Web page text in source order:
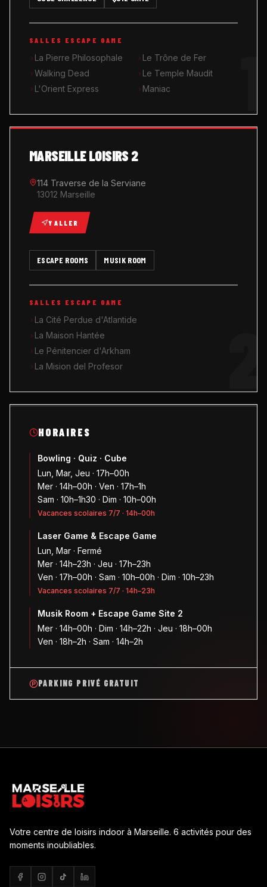
MUSIK ROOM KARAOKÉ
QUIZ GAME
SALLES ESCAPE GAME
La Pierre Philosophale
Le Trône de Fer
Walking Dead
Le Temple Maudit
L'Orient Express
Maniac
HORAIRES
Bowling · Quiz · Cube
Lun, Mar, Jeu · 17h–00h
Mer · 14h–00h · Ven · 17h–1h
Sam · 10h–1h30 · Dim · 10h–00h
Vacances scolaires 7/7 · 14h–00h
Laser Game & Escape Game
Lun, Mar · Fermé
Mer · 14h–23h · Jeu · 17h–23h
Ven · 17h–00h · Sam · 10h–00h · Dim · 10h–23h
Vacances scolaires 7/7 · 14h–23h
Musik Room + Escape Game Site 2
Mer · 14h–00h · Dim · 14h–22h · Jeu · 18h–00h
Ven · 18h–2h · Sam · 14h–2h
PARKING PRIVÉ GRATUIT
MARSEILLE LOISIRS 2
114 Traverse de la Serviane
13012 Marseille
Y ALLER
ESCAPE ROOMS MUSIK ROOM
SALLES ESCAPE GAME
La Cité Perdue d'Atlantide
La Maison Hantée
Le Pénitencier d'Arkham
La Mision del Profesor
Votre centre de loisirs indoor à Marseille. 6 activités pour des
moments inoubliables.